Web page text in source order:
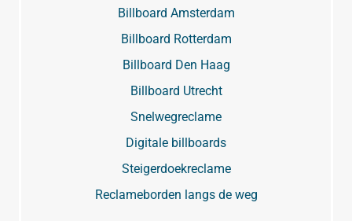
Billboard Amsterdam
Billboard Rotterdam
Billboard Den Haag
Billboard Utrecht
Snelwegreclame
Digitale billboards
Steigerdoekreclame
Reclameborden langs de weg